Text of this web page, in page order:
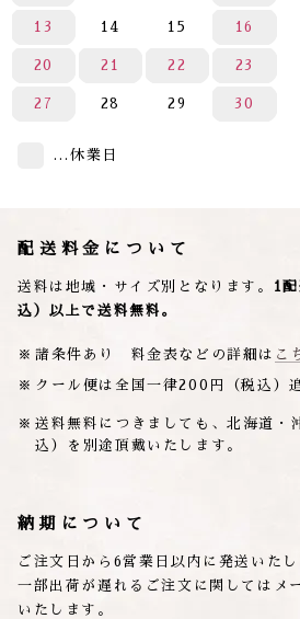
13 14 15 16
20 21 22 23
27 28 29 30
…休業日
配送料金について
送料は地域・サイズ別となります。
1
込）以上で送料無料。
諸条件あり 料金表などの詳細は こ
クール便は全国一律200円（税込）
送料無料につきましても、北海道・
込）を別途頂戴いたします。
納期について
ご注文日から6営業日以内に発送いたし
一部出荷が遅れるご注文に関してはメ
いたします。